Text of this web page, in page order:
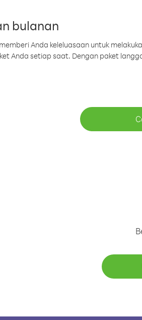
bulanan
Anda keleluasaan untuk
Anda setiap saat. Dengan paket